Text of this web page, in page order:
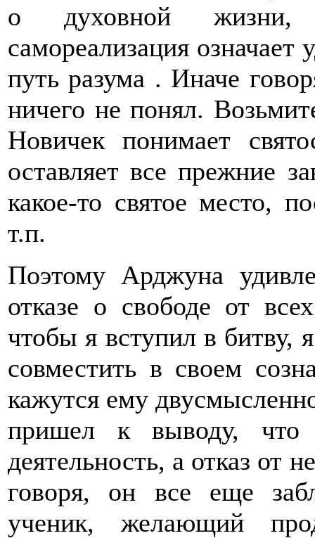
о духовной жизни,
самореализация означает
путь разума . Иначе
ничего не понял.
Новичек понимает
оставляет все прежние
какое-то святое место,
т.п.
Поэтому Арджуна
отказе о свободе от
чтобы я вступил в
совместить в своем
кажутся ему
пришел к выводу, что
деятельность, а отказ от
говоря, он все еще
ученик, желающий